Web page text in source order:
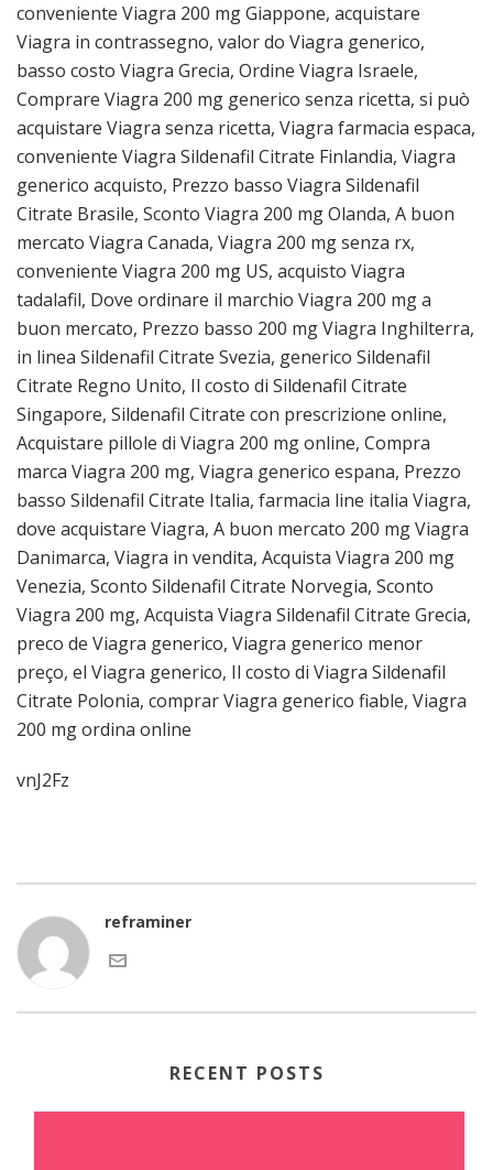
conveniente Viagra 200 mg Giappone, acquistare
Viagra in contrassegno, valor do Viagra generico,
basso costo Viagra Grecia, Ordine Viagra Israele,
Comprare Viagra 200 mg generico senza ricetta, si può
acquistare Viagra senza ricetta, Viagra farmacia espaсa,
conveniente Viagra Sildenafil Citrate Finlandia, Viagra
generico acquisto, Prezzo basso Viagra Sildenafil
Citrate Brasile, Sconto Viagra 200 mg Olanda, A buon
mercato Viagra Canada, Viagra 200 mg senza rx,
conveniente Viagra 200 mg US, acquisto Viagra
tadalafil, Dove ordinare il marchio Viagra 200 mg a
buon mercato, Prezzo basso 200 mg Viagra Inghilterra,
in linea Sildenafil Citrate Svezia, generico Sildenafil
Citrate Regno Unito, Il costo di Sildenafil Citrate
Singapore, Sildenafil Citrate con prescrizione online,
Acquistare pillole di Viagra 200 mg online, Compra
marca Viagra 200 mg, Viagra generico espana, Prezzo
basso Sildenafil Citrate Italia, farmacia line italia Viagra,
dove acquistare Viagra, A buon mercato 200 mg Viagra
Danimarca, Viagra in vendita, Acquista Viagra 200 mg
Venezia, Sconto Sildenafil Citrate Norvegia, Sconto
Viagra 200 mg, Acquista Viagra Sildenafil Citrate Grecia,
preco de Viagra generico, Viagra generico menor
preço, el Viagra generico, Il costo di Viagra Sildenafil
Citrate Polonia, comprar Viagra generico fiable, Viagra
200 mg ordina online
vnJ2Fz
reframiner
RECENT POSTS